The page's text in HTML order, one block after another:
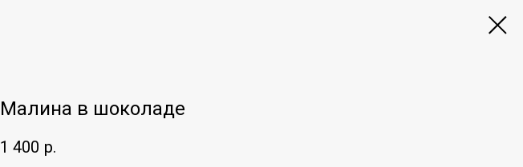
Малина в шоколаде
1 400 р.